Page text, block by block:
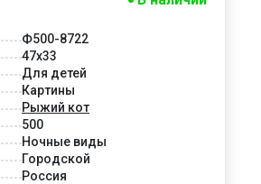
Ф500-8722
47х33
Для детей
Картины
Рыжий кот
500
Ночные виды
Городской
Россия